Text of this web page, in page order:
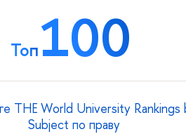
Топ100
THE World University Rankings
Subject по праву